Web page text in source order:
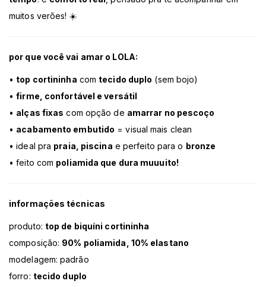
muitos verões! ☀️
por que você vai amar o LOLA:
• top cortininha com tecido duplo (sem bojo)
•firme, confortável e versátil
• alças fixas com opção de amarrar no pescoço
• acabamento embutido = visual mais clean
• ideal pra praia, piscina e perfeito para o bronze
• feito com poliamida que dura muuuito!
informações técnicas
produto: top de biquíni cortininha
composição: 90% poliamida, 10% elastano
modelagem: padrão
forro: tecido duplo